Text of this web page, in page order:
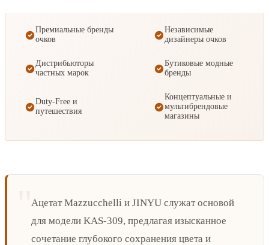
Премиальные бренды
очков
Независимые
дизайнеры очков
Дистрибьюторы
частных марок
Бутиковые модные
бренды
Duty-Free и
путешествия
Концептуальные и
мультибрендовые
магазины
Ацетат Mazzucchelli и JINYU служат основой
для модели KAS-309, предлагая изысканное
сочетание глубокого сохранения цвета и